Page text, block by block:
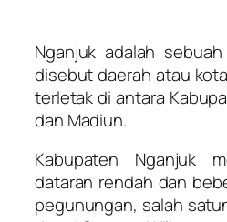
Nganjuk adalah
disebut daerah atau
terletak di antara
dan Madiun.
Kabupaten Nganjuk
dataran rendah dan
pegunungan, salah